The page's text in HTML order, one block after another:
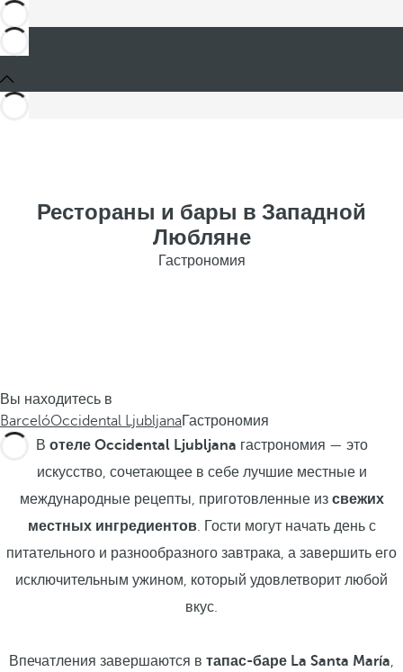
Рестораны и бары в Западной
Любляне
Гастрономия
Вы находитесь в
BarcelóOccidental LjubljanaГастрономия
В отеле Occidental Ljubljana гастрономия — это
искусство, сочетающее в себе лучшие местные и
международные рецепты, приготовленные из свежих
местных ингредиентов. Гости могут начать день с
питательного и разнообразного завтрака, а завершить его
исключительным ужином, который удовлетворит любой
вкус.
Впечатления завершаются в тапас-баре La Santa María,